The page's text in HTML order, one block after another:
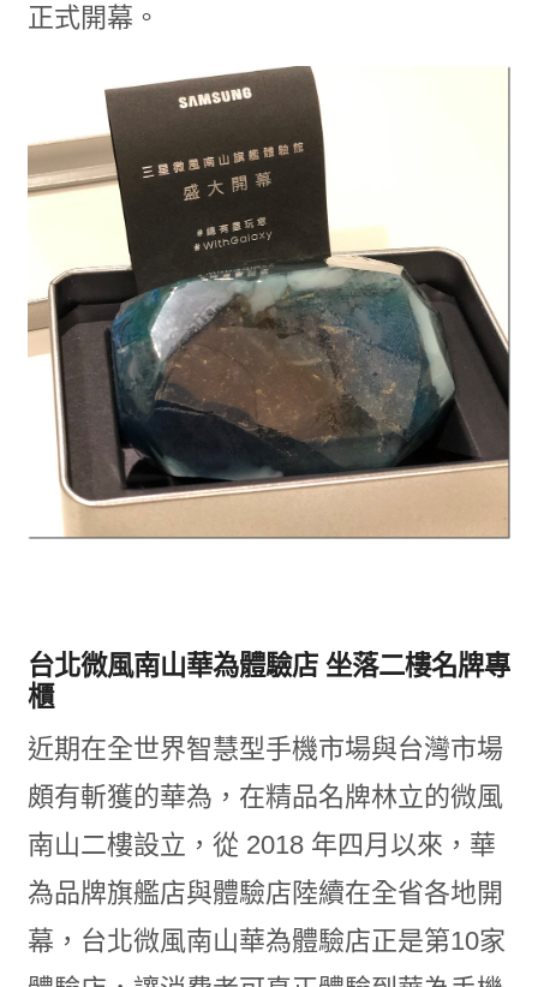
正式開幕。
台北微風南山華為體驗店 坐落二樓名牌專
櫃
近期在全世界智慧型手機市場與台灣市場
頗有斬獲的華為，在精品名牌林立的微風
南山二樓設立，從 2018 年四月以來，華
為品牌旗艦店與體驗店陸續在全省各地開
幕，台北微風南山華為體驗店正是第10家